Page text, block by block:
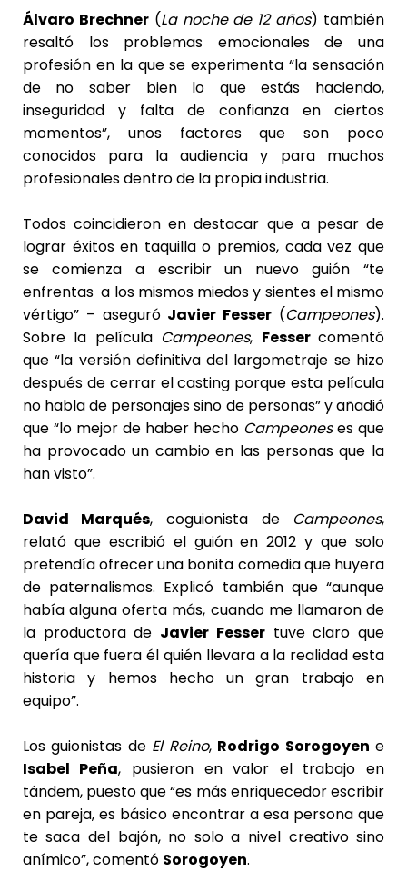
Álvaro Brechner(La noche de 12 años) también
resaltó los problemas emocionales de una
profesión en la que se experimenta “la sensación
de no saber bien lo que estás haciendo,
inseguridad y falta de confianza en ciertos
momentos”, unos factores que son poco
conocidos para la audiencia y para muchos
profesionales dentro de la propia industria.
Todos coincidieron en destacar que a pesar de
lograr éxitos en taquilla o premios, cada vez que
se comienza a escribir un nuevo guión “te
enfrentas a los mismos miedos y sientes el mismo
vértigo” – aseguró Javier Fesser (Campeones).
Sobre la película Campeones, Fessercomentó
que “la versión definitiva del largometraje se hizo
después de cerrar el casting porque esta película
no habla de personajes sino de personas” y añadió
que “lo mejor de haber hecho Campeoneses que
ha provocado un cambio en las personas que la
han visto”.
David Marqués, coguionista de Campeones,
relató que escribió el guión en 2012 y que solo
pretendía ofrecer una bonita comedia que huyera
de paternalismos. Explicó también que “aunque
había alguna oferta más, cuando me llamaron de
la productora de Javier Fessertuve claro que
quería que fuera él quién llevara a la realidad esta
historia y hemos hecho un gran trabajo en
equipo”.
Los guionistas de El Reino, Rodrigo Sorogoyen e
Isabel Peña, pusieron en valor el trabajo en
tándem, puesto que “es más enriquecedor escribir
en pareja, es básico encontrar a esa persona que
te saca del bajón, no solo a nivel creativo sino
anímico”, comentó Sorogoyen.